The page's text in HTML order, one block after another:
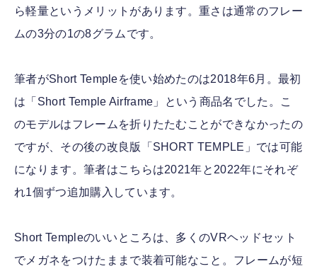
ら軽量というメリットがあります。重さは通常のフレー
ムの3分の1の8グラムです。
筆者がShort Templeを使い始めたのは2018年6月。最初
は「Short Temple Airframe」という商品名でした。こ
のモデルはフレームを折りたたむことができなかったの
ですが、その後の改良版「SHORT TEMPLE」では可能
になります。筆者はこちらは2021年と2022年にそれぞ
れ1個ずつ追加購入しています。
Short Templeのいいところは、多くのVRヘッドセット
でメガネをつけたままで装着可能なこと。フレームが短